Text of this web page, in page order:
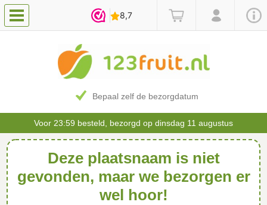
Bepaal zelf de bezorgdatum
Voor 23:59 besteld, bezorgd op dinsdag 11 augustus
Deze plaatsnaam is niet
gevonden, maar we bezorgen er
wel hoor!